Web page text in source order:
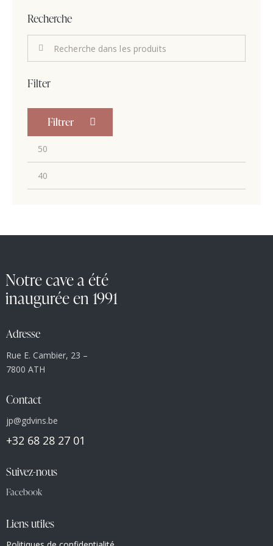
Recherche
Filter
Filtrer
Notre cave a été
inaugurée en 1991
Adresse
Rue E. Cambier, 23 –
7800 ATH
Contact
jp@gdvins.be
+32 68 28 27 01
Suivez-nous
Facebook
Liens utiles